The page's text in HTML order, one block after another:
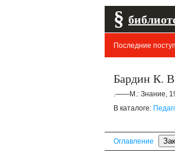
§
Последние
Бардин К.
.——М.: Знание,
В каталоге:
Оглавление